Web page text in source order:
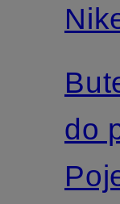
do